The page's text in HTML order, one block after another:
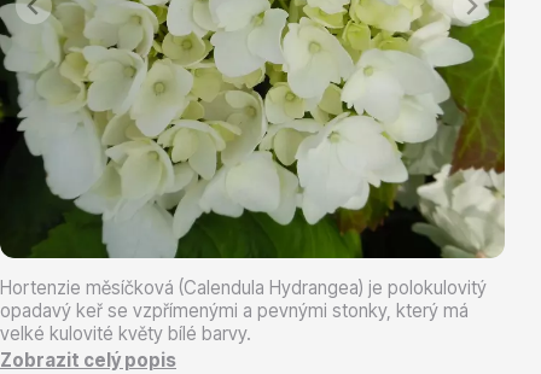
Vánoční stromky v květináčích a řezané
Hortenzie měsíčková (Calendula Hydrangea) je polokulovitý
opadavý keř se vzpřímenými a pevnými stonky, který má
velké kulovité květy bílé barvy.
Zobrazit celý popis